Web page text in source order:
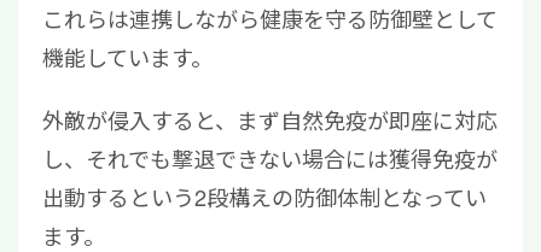
これらは連携しながら健康を守る防御壁として
機能しています。
外敵が侵入すると、まず自然免疫が即座に対応
し、それでも撃退できない場合には獲得免疫が
出動するという2段構えの防御体制となってい
ます。